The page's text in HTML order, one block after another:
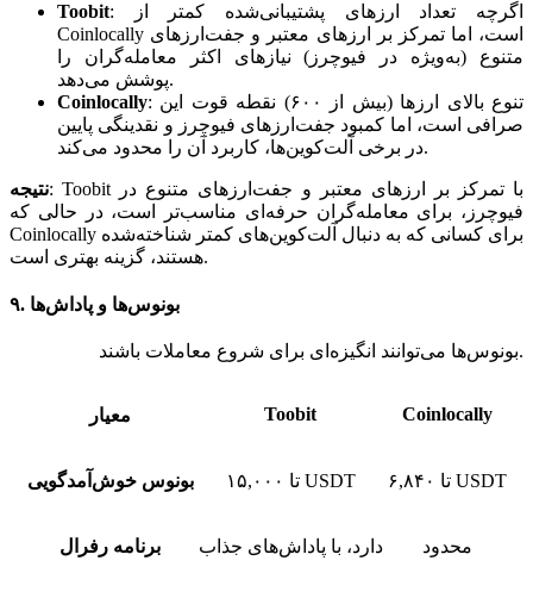
Toobit:
اگرچه تعداد ارزهای پشتیبانی‌شده کمتر از
Coinlocally است، اما تمرکز بر ارزهای معتبر و جفت‌ارزهای
متنوع (به‌ویژه در فیوچرز) نیازهای اکثر معامله‌گران را
پوشش می‌دهد.
Coinlocally:
صرافی است، اما کمبود جفت‌ارزهای فیوچرز و نقدینگی پایین
در برخی آلت‌کوین‌ها، کاربرد آن را محدود می‌کند.
نتیجه: Toobit با تمرکز بر ارزهای معتبر و جفت‌ارزهای متنوع در
فیوچرز، برای معامله‌گران حرفه‌ای مناسب‌تر است، در حالی که
Coinlocally برای کسانی که به دنبال آلت‌کوین‌های کمتر شناخته‌شده
هستند، گزینه بهتری است.
۹. بونوس‌ها و پاداش‌ها
بونوس‌ها می‌توانند انگیزه‌ای برای شروع معاملات باشند.
معیار Toobit Coinlocally
بونوس خوش‌آمدگویی تا ۱۵,۰۰۰ USDT تا ۶,۸۴۰ USDT
برنامه رفرال دارد، با پاداش‌های جذاب محدود